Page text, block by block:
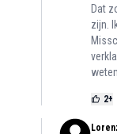
Dat
zijn.
weten.
2+